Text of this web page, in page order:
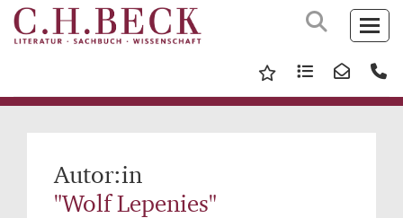
Autor:in
"Wolf Lepenies"